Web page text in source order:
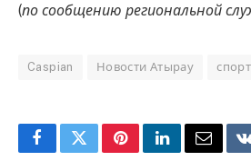
(по сообщению региональной
Caspian Новости Атырау
FacebookTwitterPinterestLinkedInEmail